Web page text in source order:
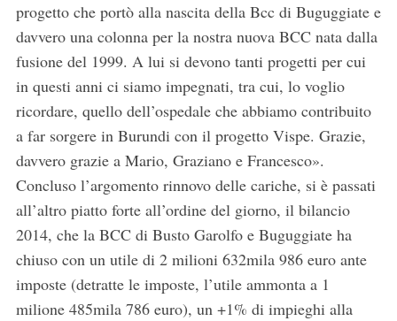
progetto che portò alla nascita della Bcc di Buguggiate e
davvero una colonna per la nostra nuova BCC nata dalla
fusione del 1999. A lui si devono tanti progetti per cui
in questi anni ci siamo impegnati, tra cui, lo voglio
ricordare, quello dell’ospedale che abbiamo contribuito
a far sorgere in Burundi con il progetto Vispe. Grazie,
davvero grazie a Mario, Graziano e Francesco».
Concluso l’argomento rinnovo delle cariche, si è passati
all’altro piatto forte all’ordine del giorno, il bilancio
2014, che la BCC di Busto Garolfo e Buguggiate ha
chiuso con un utile di 2 milioni 632mila 986 euro ante
imposte (detratte le imposte, l’utile ammonta a 1
milione 485mila 786 euro), un +1% di impieghi alla